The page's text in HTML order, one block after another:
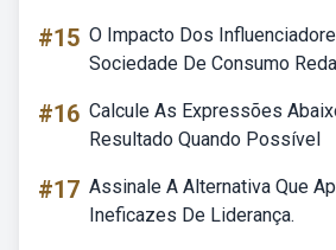
#15 O Impacto Dos
Sociedade De Consumo
#16 Calcule As Expressões
Resultado Quando Possível
#17 Assinale A Alternativa Que
Ineficazes De Liderança.